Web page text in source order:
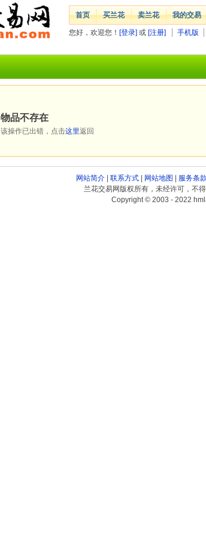
首页 买兰花 卖兰花 我的交易
您好，欢迎您！ [登录] 或 [注册] 手机版
物品不存在
该操作已出错，点击这里返回
网站简介| 联系方式| 网站地图 服务条款
兰花交易网版权所有，未经许可，不
Copyright © 2003 - 2022